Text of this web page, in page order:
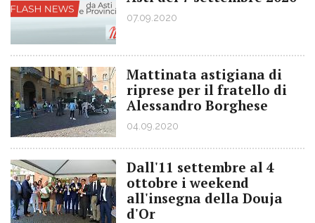
07.09.2020
Mattinata astigiana di
riprese per il fratello di
Alessandro Borghese
04.09.2020
Dall'11 settembre al 4
ottobre i weekend
all'insegna della Douja
d'Or